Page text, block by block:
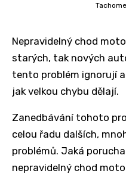
Nepravidelný chod
starých, tak nových
tento problém ignorují
jak velkou chybu dělají.
Zanedbávání tohoto
celou řadu dalších,
problémů. Jaká
nepravidelný chod